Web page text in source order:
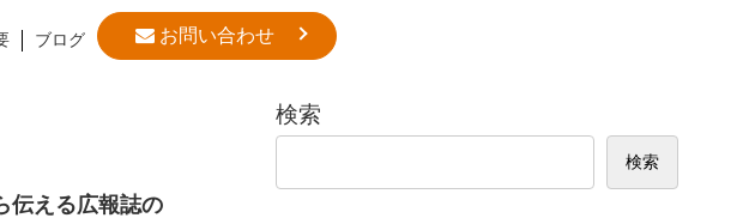
ブログ お問い合わせ
伝える広報誌の
検索
検索